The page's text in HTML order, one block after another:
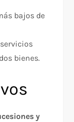
bajos de
bienes.
y